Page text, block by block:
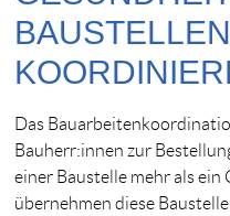
BAUSTELLEN
Das
Bauherr:innen zur
einer Baustelle mehr als
übernehmen diese